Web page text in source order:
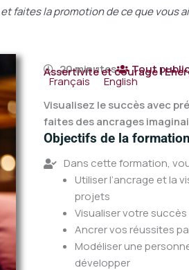
faites la promotion de ce que vous
20 minutes Tout
Assertivité et courage|
Français
English
Visualisez le succès avec
faites des ancrages
Objectifs de la formation
Dans cette formation,
Utiliser l’ancrage et la
projets
Visualiser votre succès
Ancrer vos réussites
Modéliser une
développer